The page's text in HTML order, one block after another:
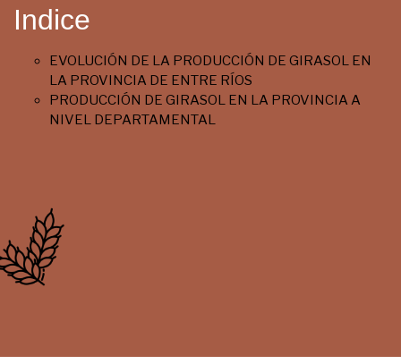
Indice
EVOLUCIÓN DE LA PRODUCCIÓN DE GIRASOL EN
LA PROVINCIA DE ENTRE RÍOS
PRODUCCIÓN DE GIRASOL EN LA PROVINCIA A
NIVEL DEPARTAMENTAL